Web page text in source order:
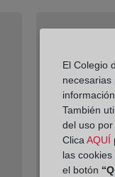
Mercantil?
El Colegio
También
del uso
ClicaAQUÍ
las
el botón